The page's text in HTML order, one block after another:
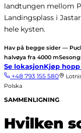
landtungen mellom
Landingsplass i
hele kysten.
Hav på begge sider —
halvøya fra 4000 m
Se lokasjonKjøp
+48 793 155 580
Polska
SAMMENLIGNING
Hvilken